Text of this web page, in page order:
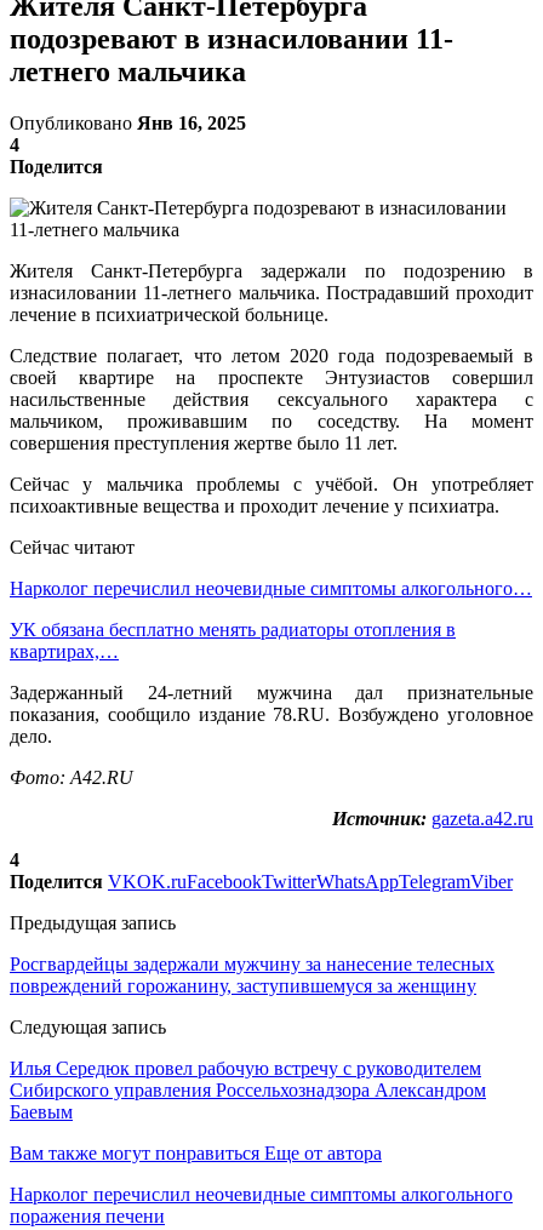
подозревают в изнасиловании 11-
летнего мальчика
Опубликовано Янв 16, 2025
4
Поделится
Жителя Санкт-Петербурга задержали по подозрению в
изнасиловании 11-летнего мальчика. Пострадавший проходит
лечение в психиатрической больнице.
Следствие полагает, что летом 2020 года подозреваемый в
своей квартире на проспекте Энтузиастов совершил
насильственные действия сексуального характера с
мальчиком, проживавшим по соседству. На момент
совершения преступления жертве было 11 лет.
Сейчас у мальчика проблемы с учёбой. Он употребляет
психоактивные вещества и проходит лечение у психиатра.
Сейчас читают
Нарколог перечислил неочевидные симптомы алкогольного…
УК обязана бесплатно менять радиаторы отопления в
квартирах,…
Задержанный 24-летний мужчина дал признательные
показания, сообщило издание 78.RU. Возбуждено уголовное
дело.
Фото: A42.RU
Источник: gazeta.a42.ru
4
Поделится VKOK.ruFacebookTwitterWhatsAppTelegramViber
Предыдущая запись
Росгвардейцы задержали мужчину за нанесение телесных
повреждений горожанину, заступившемуся за женщину
Следующая запись
Илья Середюк провел рабочую встречу с руководителем
Сибирского управления Россельхознадзора Александром
Баевым
Вам также могут понравиться Еще от автора
Нарколог перечислил неочевидные симптомы алкогольного
поражения печени